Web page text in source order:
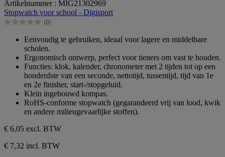
van
de
5
Artikelnummer : MIG21302969
Stopwatch voor school - Digisport
(0)
0.0
sterren.
Eenvoudig te gebruiken, ideaal voor lagere en middelbare
scholen.
Ergonomisch ontwerp, perfect voor tieners om vast te houden.
Functies: klok, kalender, chronometer met 2 tijden tot op een
honderdste van een seconde, nettotijd, tussentijd, tijd van 1e
en 2e finisher, start-/stopgeluid.
Klein ingebouwd kompas.
RoHS-conforme stopwatch (gegarandeerd vrij van lood, kwik
en andere milieugevaarlijke stoffen).
€ 6,05 excl. BTW
€ 7,32 incl. BTW